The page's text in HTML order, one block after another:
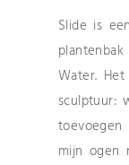
Slide is
Water.
sculptuur:
toevoegen
mijn ogen